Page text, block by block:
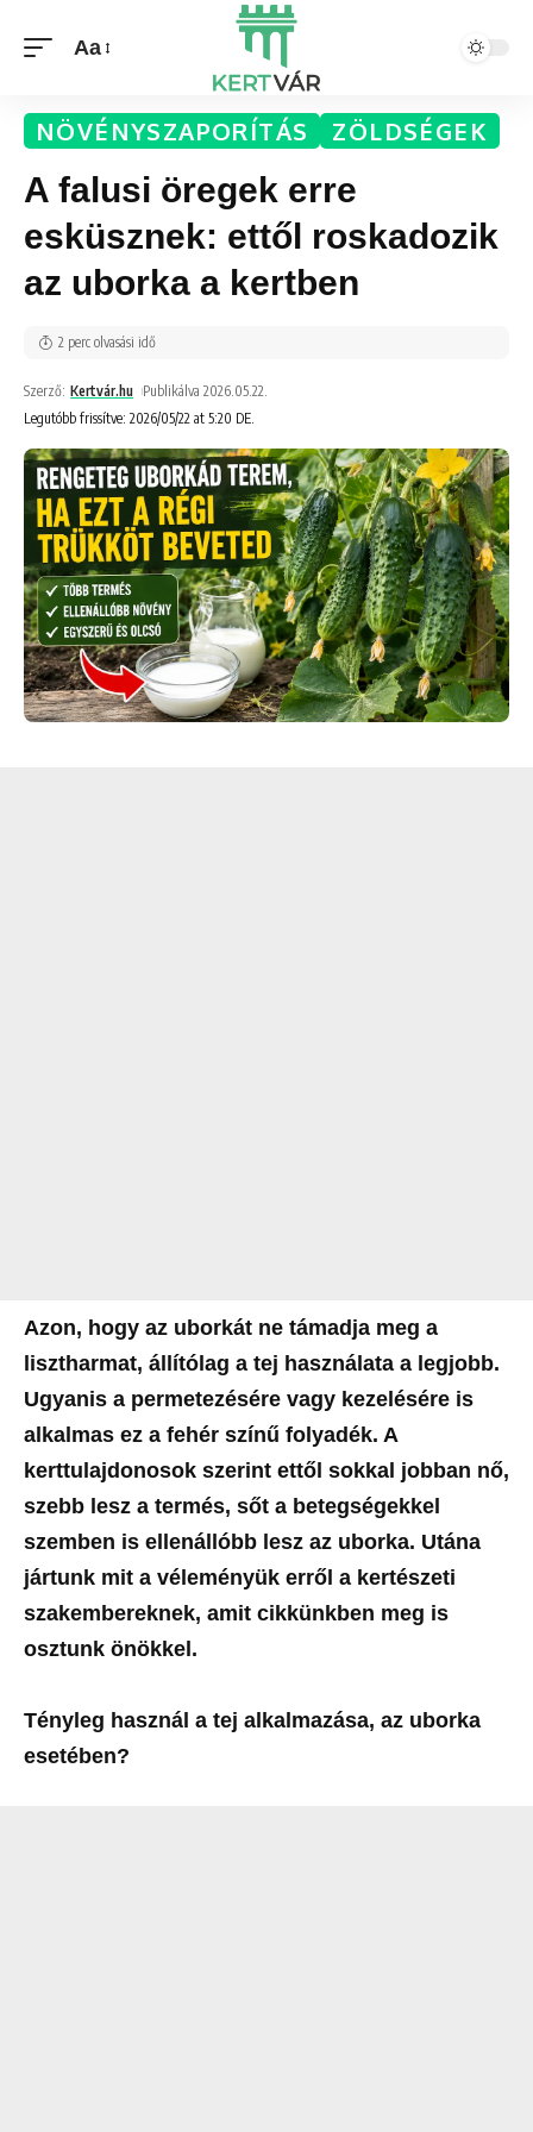
Aa
NÖVÉNYSZAPORÍTÁS ZÖLDSÉGEK
A falusi öregek erre
esküsznek: ettől roskadozik
az uborka a kertben
Legutóbb frissítve: 2026/05/22 at 5:20 DE.
Szerző: Kertvár.hu Publikálva 2026.05.22.
2 perc olvasási idő
Azon, hogy az uborkát ne támadja meg a
lisztharmat, állítólag a tej használata a legjobb.
Ugyanis a permetezésére vagy kezelésére is
alkalmas ez a fehér színű folyadék. A
kerttulajdonosok szerint ettől sokkal jobban nő,
szebb lesz a termés, sőt a betegségekkel
szemben is ellenállóbb lesz az uborka. Utána
jártunk mit a véleményük erről a kertészeti
szakembereknek, amit cikkünkben meg is
osztunk önökkel.
Tényleg használ a tej alkalmazása, az uborka
esetében?